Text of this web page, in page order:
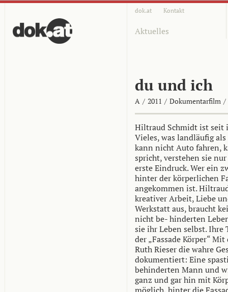
dok.at Kontakt
Aktuelles
du und ich
A / 2011 / Dokumentarfilm /
Hiltraud Schmidt ist seit
Vieles, was landläufig
kann nicht Auto fahren,
spricht, verstehen sie
erste Eindruck. Wer ein
hinter der körperlichen
angekommen ist.
kreativer Arbeit, Liebe
Werkstatt aus, braucht
nicht be- hinderten
sie ihr Leben selbst. Ihre
der „Fassade Körper“
Ruth Rieser die wahre
dokumentiert: Eine
behinderten Mann und
ganz und gar hin mit
möglich, hinter die